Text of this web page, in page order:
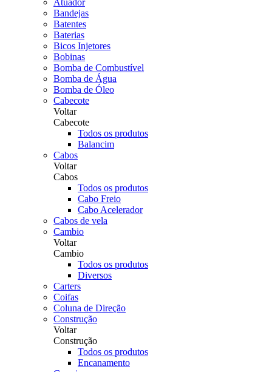
Atuador
Bandejas
Batentes
Baterias
Bicos Injetores
Bobinas
Bomba de Combustível
Bomba de Água
Bomba de Óleo
Cabecote
Voltar
Cabecote
Todos os produtos
Balancim
Cabos
Voltar
Cabos
Todos os produtos
Cabo Freio
Cabo Acelerador
Cabos de vela
Cambio
Voltar
Cambio
Todos os produtos
Diversos
Carters
Coifas
Coluna de Direção
Construção
Voltar
Construção
Todos os produtos
Encanamento